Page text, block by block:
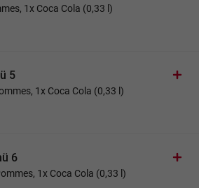
1x Coca Cola (0,33 l)
5
1x Coca Cola (0,33 l)
6
1x Coca Cola (0,33 l)